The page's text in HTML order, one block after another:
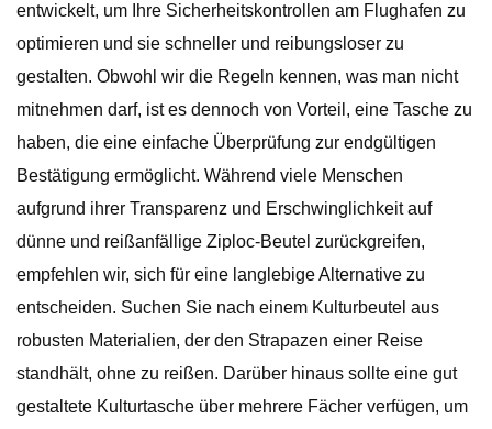
entwickelt, um Ihre Sicherheitskontrollen am Flughafen zu
optimieren und sie schneller und reibungsloser zu
gestalten. Obwohl wir die Regeln kennen, was man nicht
mitnehmen darf, ist es dennoch von Vorteil, eine Tasche zu
haben, die eine einfache Überprüfung zur endgültigen
Bestätigung ermöglicht. Während viele Menschen
aufgrund ihrer Transparenz und Erschwinglichkeit auf
dünne und reißanfällige Ziploc-Beutel zurückgreifen,
empfehlen wir, sich für eine langlebige Alternative zu
entscheiden. Suchen Sie nach einem Kulturbeutel aus
robusten Materialien, der den Strapazen einer Reise
standhält, ohne zu reißen. Darüber hinaus sollte eine gut
gestaltete Kulturtasche über mehrere Fächer verfügen, um